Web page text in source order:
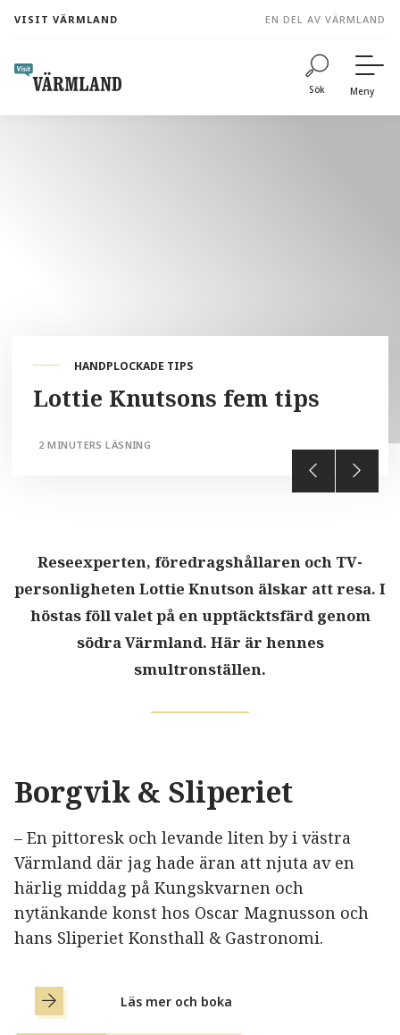
content
VISIT VÄRMLAND EN DEL AV VÄRMLAND
Sök Meny
HANDPLOCKADE TIPS
Lottie Knutsons fem tips
2 MINUTERS LÄSNING
Reseexperten, föredragshållaren och TV-
personligheten Lottie Knutson älskar att resa. I
höstas föll valet på en upptäcktsfärd genom
södra Värmland. Här är hennes
smultronställen.
Borgvik & Sliperiet
– En pittoresk och levande liten by i västra
Värmland där jag hade äran att njuta av en
härlig middag på Kungskvarnen och
nytänkande konst hos Oscar Magnusson och
hans Sliperiet Konsthall & Gastronomi.
Läs mer och boka